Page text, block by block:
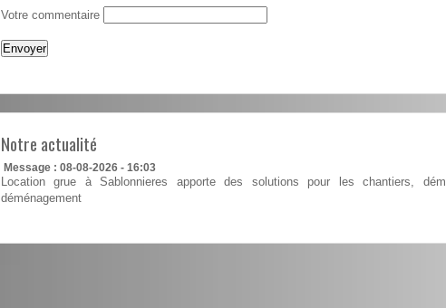
Votre commentaire
Notre actualité
Message : 08-08-2026 - 16:03
Location grue à Sablonnieres apporte des solutions pour les chantiers,
déménagement